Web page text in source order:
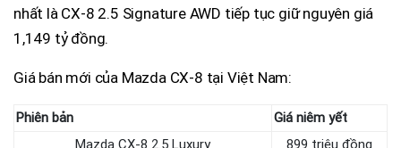
nhất là CX-8 2.5 Signature AWD tiếp tục giữ nguyên giá
1,149 tỷ đồng.
Giá bán mới của Mazda CX-8 tại Việt Nam:
Phiên bản
Giá niêm yết
Mazda CX-8 2.5 Luxury
899 triệu đồng